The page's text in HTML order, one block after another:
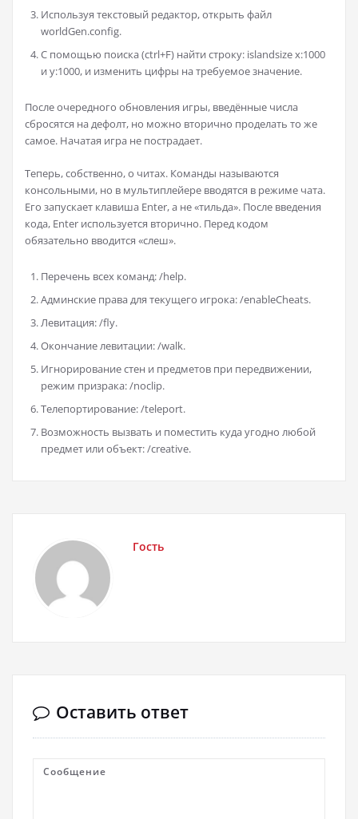
Используя текстовый редактор, открыть файл
worldGen.config.
С помощью поиска (ctrl+F) найти строку: islandsize x:1000
и y:1000, и изменить цифры на требуемое значение.
После очередного обновления игры, введённые числа
сбросятся на дефолт, но можно вторично проделать то же
самое. Начатая игра не пострадает.
Теперь, собственно, о читах. Команды называются
консольными, но в мультиплейере вводятся в режиме чата.
Его запускает клавиша Enter, а не «тильда». После введения
кода, Enter используется вторично. Перед кодом
обязательно вводится «слеш».
Перечень всех команд: /help.
Админские права для текущего игрока: /enableCheats.
Левитация: /fly.
Окончание левитации: /walk.
Игнорирование стен и предметов при передвижении,
режим призрака: /noclip.
Телепортирование: /teleport.
Возможность вызвать и поместить куда угодно любой
предмет или объект: /creative.
Гость
Оставить ответ